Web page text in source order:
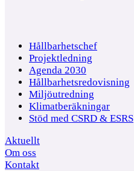
Hållbarhetschef
Projektledning
Agenda 2030
Hållbarhetsredovisning
Miljöutredning
Klimatberäkningar
Stöd med CSRD & ESRS
Aktuellt
Om oss
Kontakt